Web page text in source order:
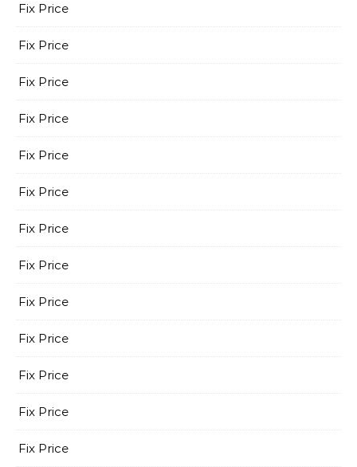
Fix Price
Fix Price
Fix Price
Fix Price
Fix Price
Fix Price
Fix Price
Fix Price
Fix Price
Fix Price
Fix Price
Fix Price
Fix Price